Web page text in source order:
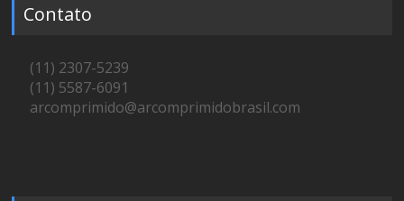
Contato
(11) 2307-5239
(11) 5587-6091
arcomprimido@arcomprimidobrasil.com